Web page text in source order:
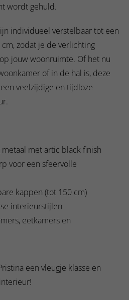
wordt gehuld.
individueel verstelbaar tot een
zodat je de verlichting
jouw woonruimte. Of het nu
of in de hal is, deze
veelzijdige en tijdloze
metaal met artic black finish
voor een sfeervolle
kappen (tot 150 cm)
interieurstijlen
eetkamers en
een vleugje klasse en